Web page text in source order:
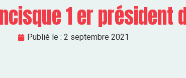
1 er président
Publié le : 2 septembre 2021